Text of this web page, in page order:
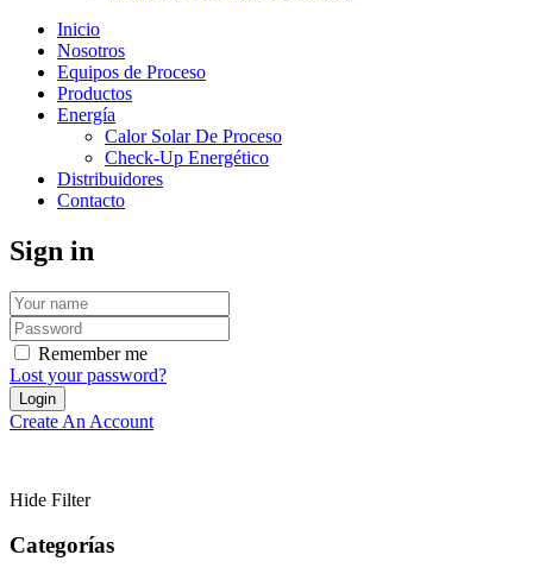
Inicio
Nosotros
Equipos de Proceso
Productos
Energía
Calor Solar De Proceso
Check-Up Energético
Distribuidores
Contacto
Sign in
Remember me
Lost your password?
Create An Account
Hide Filter
Categorías